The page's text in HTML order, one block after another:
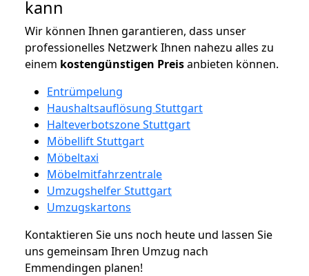
kann
Wir können Ihnen garantieren, dass unser
professionelles Netzwerk Ihnen nahezu alles zu
einem kostengünstigen Preisanbieten können.
Entrümpelung
Haushaltsauflösung Stuttgart
Halteverbotszone Stuttgart
Möbellift Stuttgart
Möbeltaxi
Möbelmitfahrzentrale
Umzugshelfer Stuttgart
Umzugskartons
Kontaktieren Sie uns noch heute und lassen Sie
uns gemeinsam Ihren Umzug nach
Emmendingen planen!